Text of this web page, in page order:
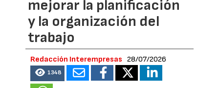
mejorar la planificación
y la organización del
trabajo
Redacción Interempresas 28/07/2026
1348